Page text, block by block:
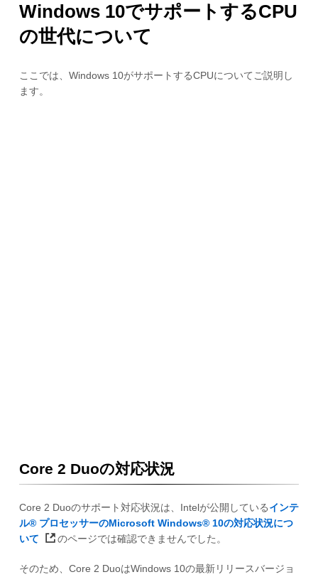
Windows 10でサポートするCPU
の世代について
ここでは、Windows 10がサポートするCPUについてご説明し
ます。
Core 2 Duoの対応状況
Core 2 Duoのサポート対応状況は、Intelが公開しているインテ
ル® プロセッサーのMicrosoft Windows® 10の対応状況につ
いて
のページでは確認できませんでした。
そのため、Core 2 DuoはWindows 10の最新リリースバージョ